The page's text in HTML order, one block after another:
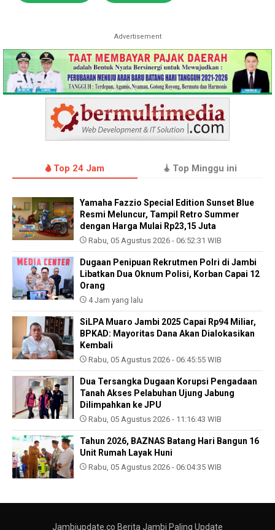
Advertisement
Top 24 Jam Top Minggu ini
Yamaha Fazzio Special Edition Sunset Blue
Resmi Meluncur, Tampil Retro Summer
dengan Harga Mulai Rp23,15 Juta
Rabu, 05 Agustus 2026 - 06:52:31 WIB
Dugaan Penipuan Rekrutmen Polri di Jambi
Libatkan Dua Oknum Polisi, Korban Capai 12
Orang
4 Jam yang lalu
SiLPA Muaro Jambi 2025 Capai Rp94 Miliar,
BPKAD: Mayoritas Dana Akan Dialokasikan
Kembali
Rabu, 05 Agustus 2026 - 06:45:55 WIB
Dua Tersangka Dugaan Korupsi Pengadaan
Tanah Akses Pelabuhan Ujung Jabung
Dilimpahkan ke JPU
Rabu, 05 Agustus 2026 - 11:16:43 WIB
Tahun 2026, BAZNAS Batang Hari Bangun 16
Unit Rumah Layak Huni
Rabu, 05 Agustus 2026 - 06:04:35 WIB
Jambiupdate.co Berita Jambi Paling Update